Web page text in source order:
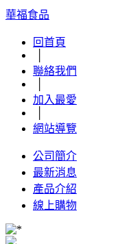
華福食品
回首頁
聯絡我們
加入最愛
網站導覽
公司簡介
最新消息
產品介紹
線上購物